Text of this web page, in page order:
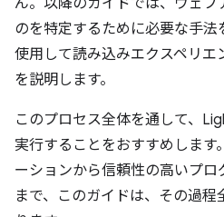
のを特定するために必要な手
使用して読み込みエクスペリエ
を説明します。
このプロセス全体を通して、
実行することをおすすめします
ーションから信頼性の高いプロ
まで、このガイドは、その過